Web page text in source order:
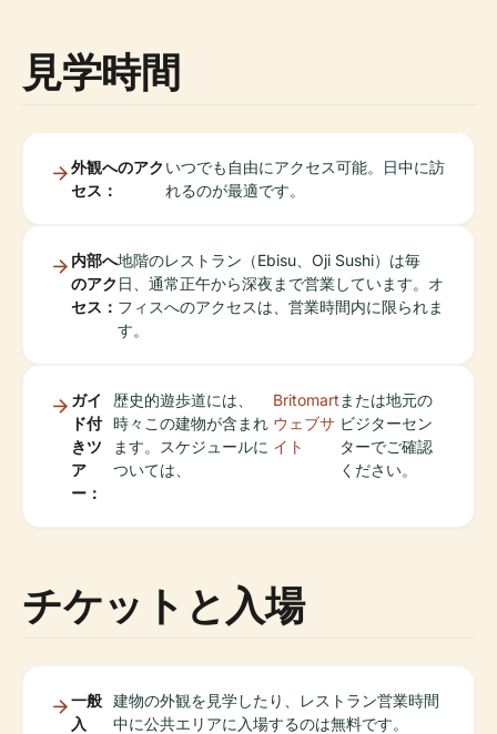
見学時間
外観へのアク
セス：
いつでも自由にアクセス可能。日中に訪
れるのが最適です。
内部へ
のアク
セス：
地階のレストラン（Ebisu、Oji Sushi）は毎
日、通常正午から深夜まで営業しています。オ
フィスへのアクセスは、営業時間内に限られま
す。
ガイ
ド付
きツ
ア
ー：
歴史的遊歩道には、
時々この建物が含まれ
ます。スケジュールに
ついては、
Britomart
ウェブサ
イト
または地元の
ビジターセン
ターでご確認
ください。
チケットと入場
一般
入
建物の外観を見学したり、レストラン営業時間
中に公共エリアに入場するのは無料です。